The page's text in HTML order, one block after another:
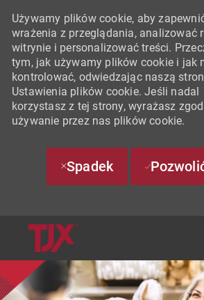
Używamy plików cookie, aby
wrażenia z przeglądania, analizować
witrynie i personalizować treści.
tym, jak używamy plików cookie i jak
kontrolować, odwiedzając naszą
Ustawienia plików cookie. Jeśli nadal
korzystasz z tej strony, wyrażasz
używanie przez nas plików cookie.
Spadek